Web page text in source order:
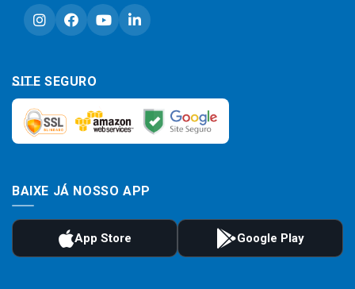
SITE SEGURO
BAIXE JÁ NOSSO APP